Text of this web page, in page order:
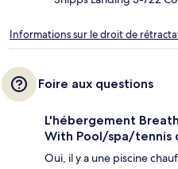
Informations sur le droit de
Foire aux questions
L'hébergement
With Pool/spa/tennis
Oui, il y a une piscine